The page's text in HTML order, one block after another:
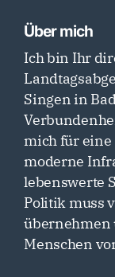
Über mich
Ich bin Ihr
Singen in
mich für eine
moderne
lebenswerte
Politik muss
übernehmen
Menschen